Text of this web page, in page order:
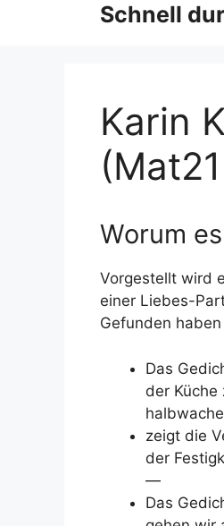
Schnell
Karin
Worum
Vorgestellt wird
einer Liebes-
Gefunden
Das
der
zeigt die
der
—
Das